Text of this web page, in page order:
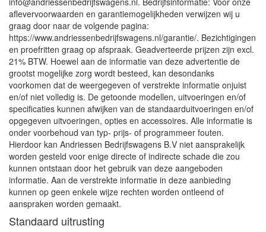
aflevervoorwaarden en garantiemogelijkheden verwijzen wij u
graag door naar de volgende pagina:
https://www.andriessenbedrijfswagens.nl/garantie/. Bezichtigingen
en proefritten graag op afspraak. Geadverteerde prijzen zijn excl.
21% BTW. Hoewel aan de informatie van deze advertentie de
grootst mogelijke zorg wordt besteed, kan desondanks
voorkomen dat de weergegeven of verstrekte informatie onjuist
en/of niet volledig is. De getoonde modellen, uitvoeringen en/of
specificaties kunnen afwijken van de standaarduitvoeringen en/of
opgegeven uitvoeringen, opties en accessoires. Alle informatie is
onder voorbehoud van typ- prijs- of programmeer fouten.
Hierdoor kan Andriessen Bedrijfswagens B.V niet aansprakelijk
worden gesteld voor enige directe of indirecte schade die zou
kunnen ontstaan door het gebruik van deze aangeboden
informatie. Aan de verstrekte informatie in deze aanbieding
kunnen op geen enkele wijze rechten worden ontleend of
aanspraken worden gemaakt.
Standaard uitrusting